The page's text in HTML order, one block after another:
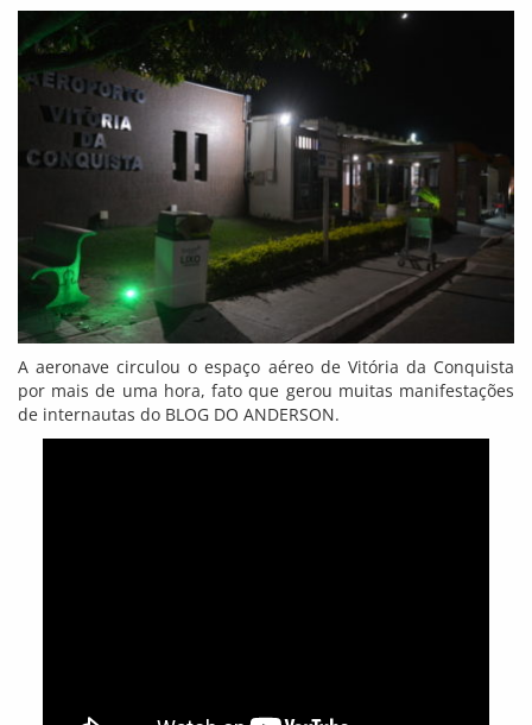
A aeronave circulou o espaço aéreo de Vitória da Conquista
por mais de uma hora, fato que gerou muitas manifestações
de internautas do BLOG DO ANDERSON.